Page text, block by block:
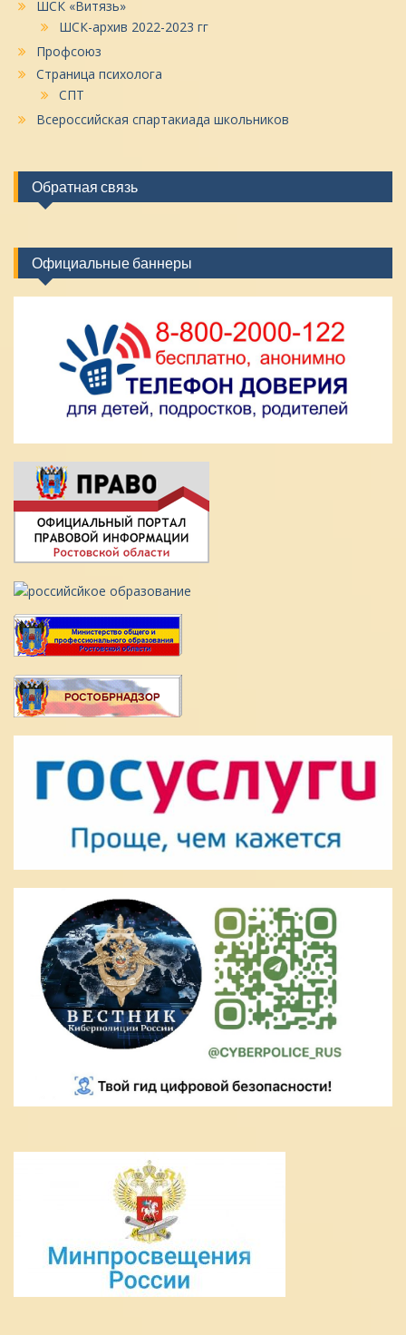
ШСК «Витязь»
ШСК-архив 2022-2023 гг
Профсоюз
Страница психолога
СПТ
Всероссийская спартакиада школьников
Обратная связь
Официальные баннеры